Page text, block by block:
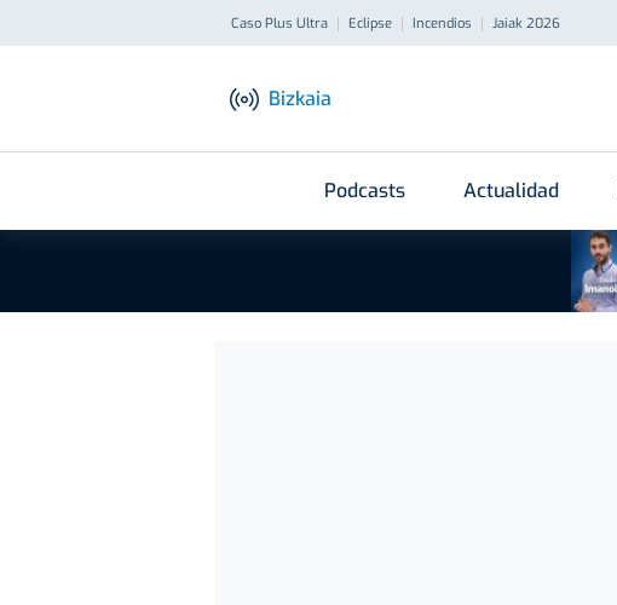
Caso Plus Ultra Eclipse Incendios Jaiak 2026
Bizkaia
Podcasts Actualidad